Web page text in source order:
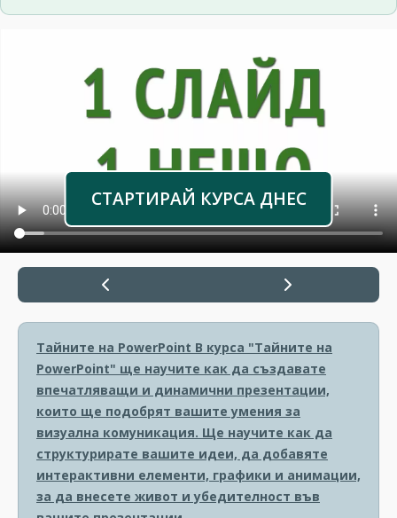
СТАРТИРАЙ КУРСА ДНЕС
Тайните на PowerPoint В курса "Тайните на
PowerPoint" ще научите как да създавате
впечатляващи и динамични презентации,
които ще подобрят вашите умения за
визуална комуникация. Ще научите как да
структурирате вашите идеи, да добавяте
интерактивни елементи, графики и анимации,
за да внесете живот и убедителност във